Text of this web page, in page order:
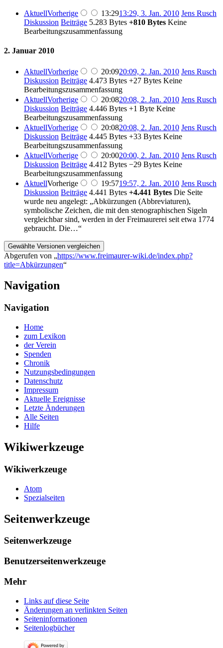
AktuellVorherige 13:2913:29, 3. Jan. 2010 Jens Rusch
Diskussion Beiträge 5.283 Bytes +810 Bytes Keine
Bearbeitungszusammenfassung
2. Januar 2010
AktuellVorherige 20:0920:09, 2. Jan. 2010 Jens Rusch
Diskussion Beiträge 4.473 Bytes +27 Bytes Keine
Bearbeitungszusammenfassung
AktuellVorherige 20:0820:08, 2. Jan. 2010 Jens Rusch
Diskussion Beiträge 4.446 Bytes +1 Byte Keine
Bearbeitungszusammenfassung
AktuellVorherige 20:0820:08, 2. Jan. 2010 Jens Rusch
Diskussion Beiträge 4.445 Bytes +33 Bytes Keine
Bearbeitungszusammenfassung
AktuellVorherige 20:0020:00, 2. Jan. 2010 Jens Rusch
Diskussion Beiträge 4.412 Bytes −29 Bytes Keine
Bearbeitungszusammenfassung
AktuellVorherige 19:5719:57, 2. Jan. 2010 Jens Rusch
Diskussion Beiträge 4.441 Bytes +4.441 Bytes Die Seite
wurde neu angelegt: „Abkürzungen (Abbreviaturen),
symbolische Zeichen, die mit den stenographischen Sigeln
vergleichbar sind, werden in der Freimaurerei seit etwa 1774
gebraucht. Die…“
Abgerufen von „https://www.freimaurer-wiki.de/index.php?
title=Abkürzungen“
Navigation
Navigation
Home
zum Lexikon
der Verein
Spenden
Chronik
Nutzungsbedingungen
Datenschutz
Impressum
Aktuelle Ereignisse
Letzte Änderungen
Alle Seiten
Hilfe
Wikiwerkzeuge
Wikiwerkzeuge
Atom
Spezialseiten
Seitenwerkzeuge
Seitenwerkzeuge
Benutzerseitenwerkzeuge
Mehr
Links auf diese Seite
Änderungen an verlinkten Seiten
Seiten­­informationen
Seitenlogbücher